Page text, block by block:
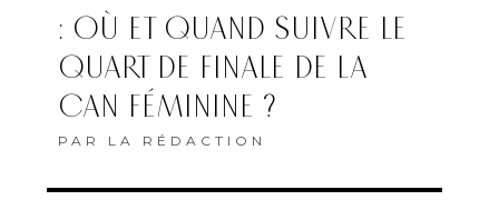
: OÙ ET QUAND SUIVRE LE
QUART DE FINALE DE LA
CAN FÉMININE ?
PAR LA RÉDACTION